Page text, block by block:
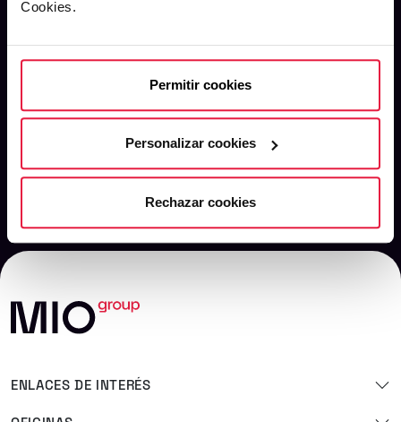
Cookies.
Permitir cookies
Personalizar cookies
Rechazar cookies
He leído y acepto lapolítica de privacidad.
ENLACES DE INTERÉS